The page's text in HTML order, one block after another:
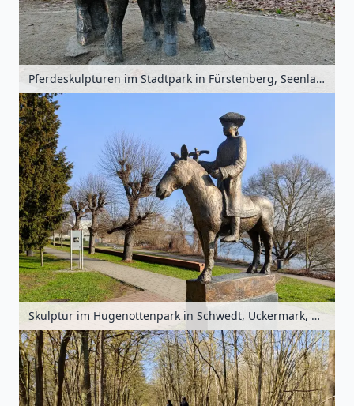
Pferdeskulpturen im Stadtpark in Fürstenberg, Seenland Oder-Spree, Brandenburg, Deutschland
Skulptur im Hugenottenpark in Schwedt, Uckermark, Brandenburg, Deutschland